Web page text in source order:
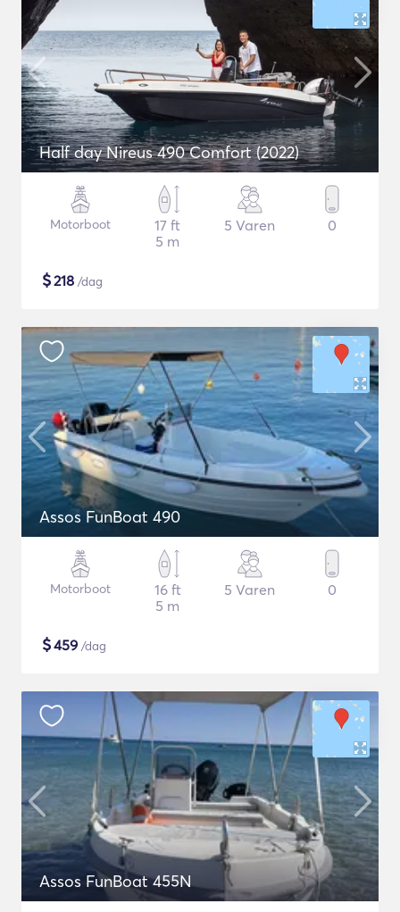
Half day Nireus 490 Comfort (2022)
Motorboot
17 ft
5 m
5 Varen 0
$218 /dag
Assos FunBoat 490
Motorboot
16 ft
5 m
5 Varen 0
$459 /dag
Assos FunBoat 455N